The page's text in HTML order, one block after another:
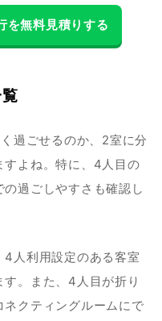
を無料見積りする
過ごせるのか、2室に分
すよね。特に、4人目の
過ごしやすさも確認し
4人利用設定のある客室
。また、4人目が折り
クティングルームにで